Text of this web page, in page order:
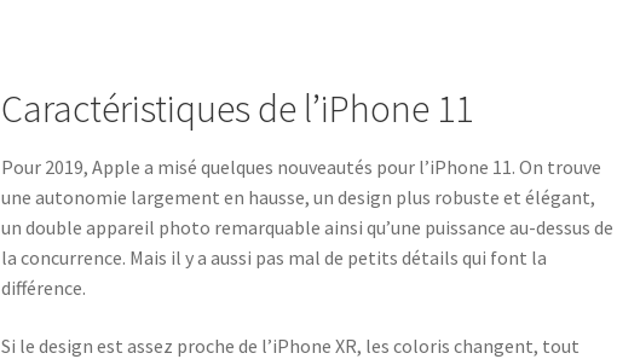
Caractéristiques de l’iPhone 11
Pour 2019, Apple a misé quelques nouveautés pour l’iPhone 11. On trouve
une autonomie largement en hausse, un design plus robuste et élégant,
un double appareil photo remarquable ainsi qu’une puissance au-dessus de
la concurrence. Mais il y a aussi pas mal de petits détails qui font la
différence.
Si le design est assez proche de l’iPhone XR, les coloris changent, tout